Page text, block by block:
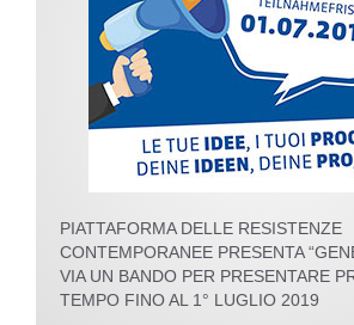
PIATTAFORMA DELLE RESISTENZE
CONTEMPORANEE PRESENTA
VIA UN BANDO PER PRESENTARE
TEMPO FINO AL 1° LUGLIO 2019